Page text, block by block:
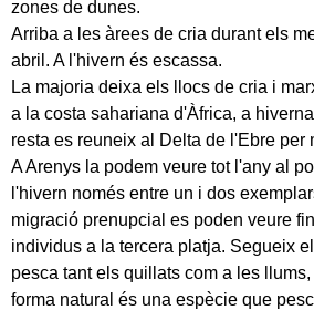
zones de dunes.
Arriba a les àrees de cria durant els
abril. A l'hivern és escassa.
La majoria deixa els llocs de cria i
a la costa sahariana d'Àfrica, a
resta es reuneix al Delta de l'Ebre per
A Arenys la podem veure tot l'any al
l'hivern només entre un i dos
migració prenupcial es poden veure
individus a la tercera platja. Segueix
pesca tant els quillats com a les
forma natural és una espècie que